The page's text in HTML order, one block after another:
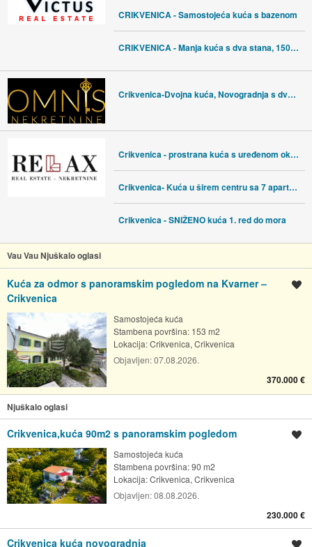
CRIKVENICA - Samostojeća kuća s bazenom
CRIKVENICA - Manja kuća s dva stana, 150 m od mora
Crikvenica-Dvojna kuća, Novogradnja s dva stana
Crikvenica - prostrana kuća s uređenom okućnicom
Crikvenica- Kuća u širem centru sa 7 apartmana
Crikvenica - SNIŽENO kuća 1. red do mora
Vau Vau Njuškalo oglasi
Kuća za odmor s panoramskim pogledom na Kvarner –
Crikvenica
Samostojeća kuća
Stambena površina: 153 m2
Lokacija:Crikvenica, Crikvenica
Objavljen:07.08.2026.
370.000 €
Njuškalo oglasi
Crikvenica,kuća 90m2 s panoramskim pogledom
Samostojeća kuća
Stambena površina: 90 m2
Lokacija:Crikvenica, Crikvenica
Objavljen:08.08.2026.
230.000 €
Crikvenica kuća novogradnja